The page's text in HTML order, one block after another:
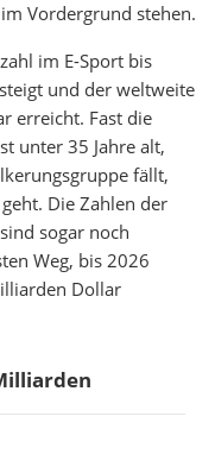
Vordergrund stehen.
im E-Sport bis
und der weltweite
erreicht. Fast die
unter 35 Jahre alt,
fällt,
Die Zahlen der
sogar noch
Weg, bis 2026
Dollar